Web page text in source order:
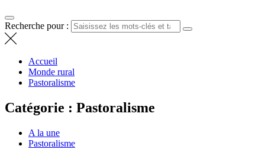
Recherche pour :
Accueil
Monde rural
Pastoralisme
Catégorie : Pastoralisme
A la une
Pastoralisme